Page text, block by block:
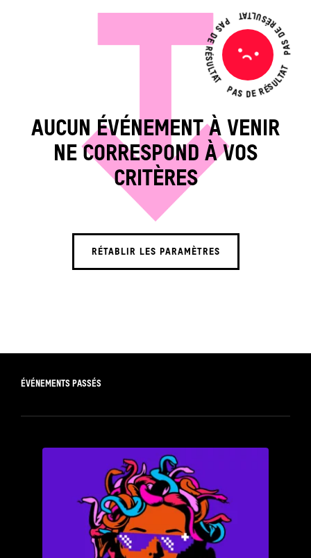
AUCUN ÉVÉNEMENT À VENIR
NE CORRESPOND À VOS
CRITÈRES
RÉTABLIR LES PARAMÈTRES
PAS DE RÉSULTAT
PAS DE RÉSULTAT
PAS DE RÉSULTAT
Pas
de
résultat
ÉVÉNEMENTS PASSÉS